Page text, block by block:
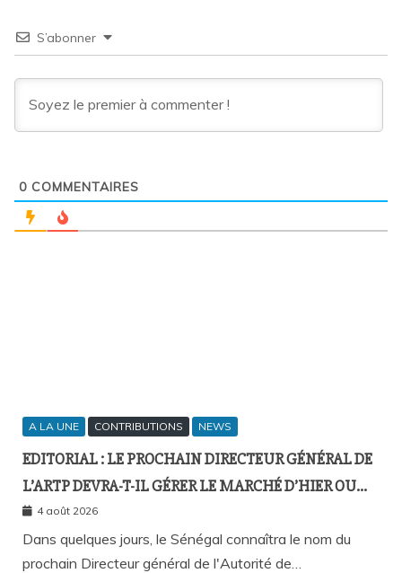
S’abonner
0 COMMENTAIRES
A LA UNE CONTRIBUTIONS NEWS
EDITORIAL : LE PROCHAIN DIRECTEUR GÉNÉRAL DE
L’ARTP DEVRA-T-IL GÉRER LE MARCHÉ D’HIER OU
CELUI DE DEMAIN ?
4 août 2026
Dans quelques jours, le Sénégal connaîtra le nom du
prochain Directeur général de l'Autorité de…